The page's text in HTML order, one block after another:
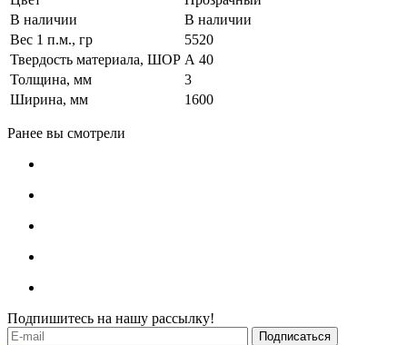
В наличии
В наличии
Вес 1 п.м., гр
5520
Твердость материала, ШОР А 40
Толщина, мм
3
Ширина, мм
1600
Ранее вы смотрели
Подпишитесь на нашу рассылку!